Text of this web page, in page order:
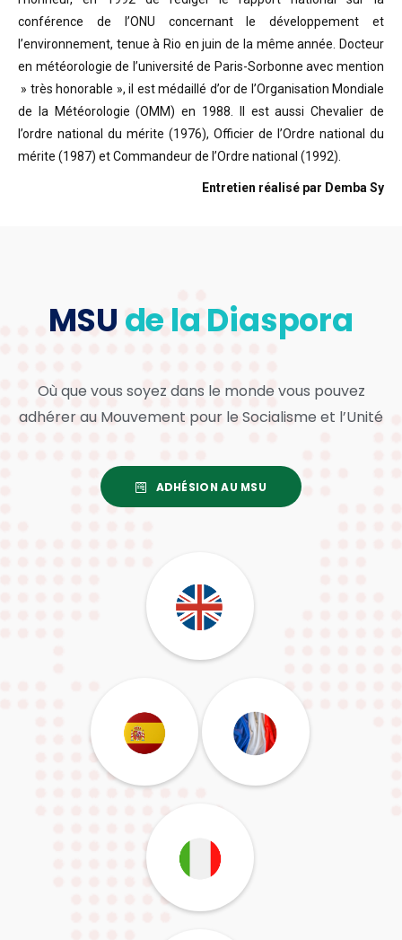
conférence de l’ONU concernant le développement et
l’environnement, tenue à Rio en juin de la même année.
Docteur
en météorologie de l’université de Paris-Sorbonne avec mention
» très honorable », il est médaillé d’or de l’Organisation Mondiale
de la Météorologie (OMM) en 1988. Il est aussi Chevalier de
l’ordre national du mérite (1976), Officier de l’Ordre national du
mérite (1987) et Commandeur de l’Ordre national (1992).
Entretien réalisé par Demba Sy
MSU de la Diaspora
Où que vous soyez dans le monde vous pouvez
adhérer au Mouvement pour le Socialisme et l’Unité
ADHÉSION AU MSU